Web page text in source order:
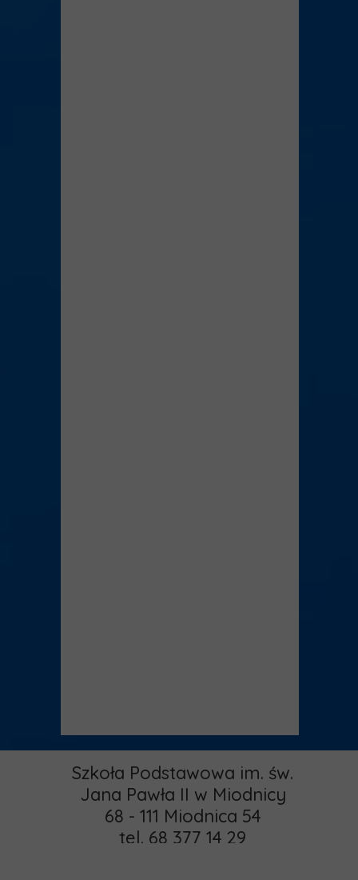
Szkoła Podstawowa im. św.
Jana Pawła II w Miodnicy
68 - 111 Miodnica 54
tel. 68 377 14 29